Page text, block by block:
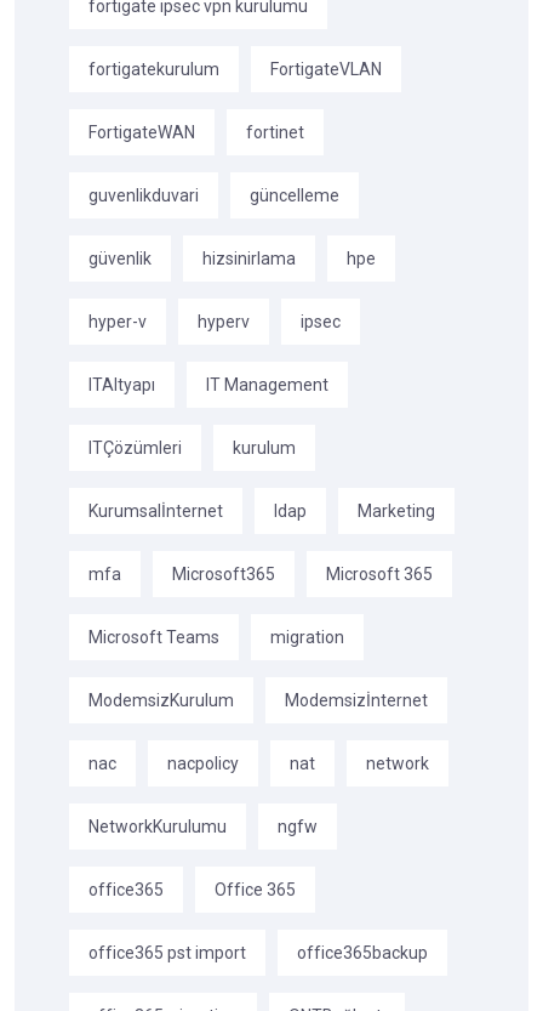
fortigate ipsec vpn kurulumu
fortigatekurulum FortigateVLAN
FortigateWAN fortinet
guvenlikduvari güncelleme
güvenlik hizsinirlama hpe
hyper-v hyperv ipsec
ITAltyapı IT Management
ITÇözümleri kurulum
Kurumsalİnternet ldap Marketing
mfa Microsoft365 Microsoft 365
Microsoft Teams migration
ModemsizKurulum Modemsizİnternet
nac nacpolicy nat network
NetworkKurulumu ngfw
office365 Office 365
office365 pst import office365backup